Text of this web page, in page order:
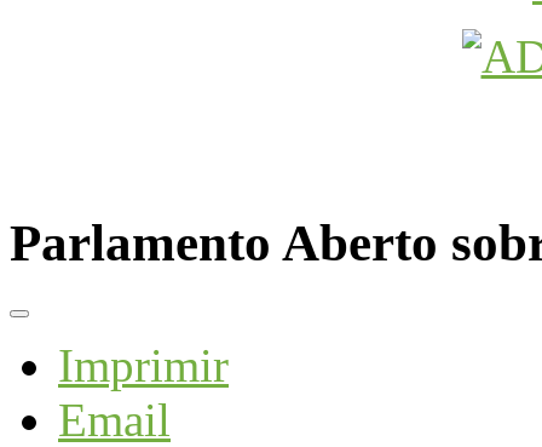
Parlamento Aberto
Imprimir
Email